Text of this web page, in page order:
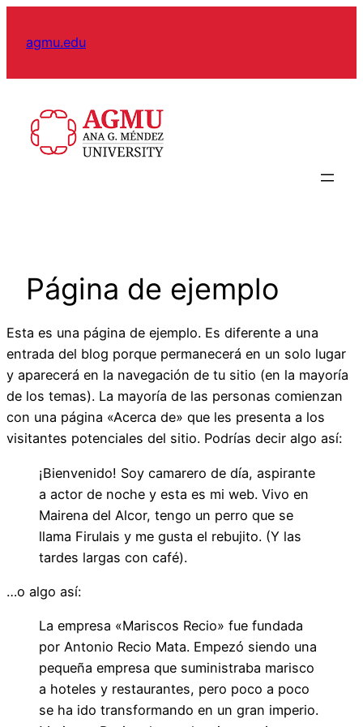
agmu.edu
Página de ejemplo
Esta es una página de ejemplo. Es diferente a una
entrada del blog porque permanecerá en un solo lugar
y aparecerá en la navegación de tu sitio (en la mayoría
de los temas). La mayoría de las personas comienzan
con una página «Acerca de» que les presenta a los
visitantes potenciales del sitio. Podrías decir algo así:
¡Bienvenido! Soy camarero de día, aspirante
a actor de noche y esta es mi web. Vivo en
Mairena del Alcor, tengo un perro que se
llama Firulais y me gusta el rebujito. (Y las
tardes largas con café).
…o algo así:
La empresa «Mariscos Recio» fue fundada
por Antonio Recio Mata. Empezó siendo una
pequeña empresa que suministraba marisco
a hoteles y restaurantes, pero poco a poco
se ha ido transformando en un gran imperio.